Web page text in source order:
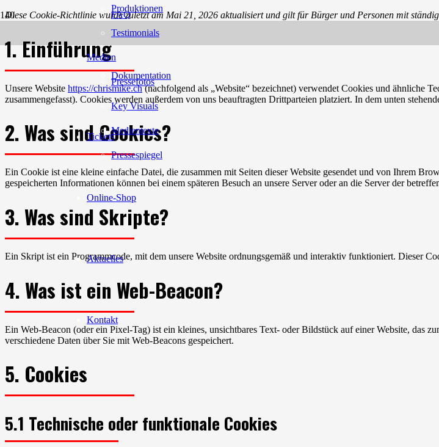
Produktionen
Testimonials
Medien
Pressefotos
Key Visuals
Medientexte
Pressespiegel
FAQ
Dokumentation
Tickets
Online-Shop
Aktuelles
Kontakt
Diese Cookie-Richtlinie wurde zuletzt am Mai 21, 2026 aktualisiert und gilt für Bürger und Personen mit
1. Einführung
Unsere Website https://chrismike.ch(nachfolgend als „Website“ bezeichnet) verwendet Cookies und ähnliche
zusammengefasst). Cookies werden außerdem von uns beauftragten Drittparteien platziert. In dem unten
2. Was sind Cookies?
Ein Cookie ist eine kleine einfache Datei, die zusammen mit Seiten dieser Website gesendet und von Ihrem
gespeicherten Informationen können bei einem späteren Besuch an unsere Server oder an die Server der
3. Was sind Skripte?
Ein Skript ist ein Programmcode, mit dem unsere Website ordnungsgemäß und interaktiv funktioniert. Dieser
4. Was ist ein Web-Beacon?
Ein Web-Beacon (oder ein Pixel-Tag) ist ein kleines, unsichtbares Text- oder Bildstück auf einer Website, das
verschiedene Daten über Sie mit Web-Beacons gespeichert.
5. Cookies
5.1 Technische oder funktionale Cookies